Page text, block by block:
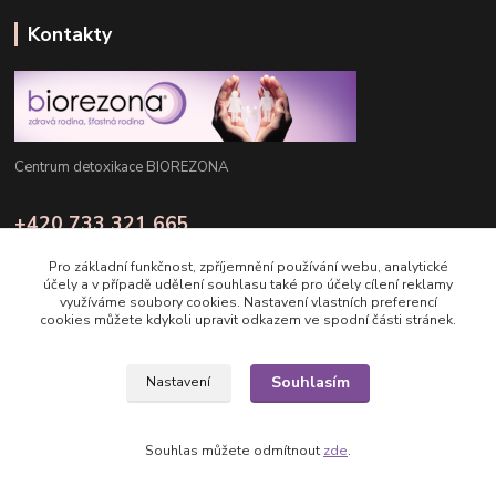
Kontakty
Centrum detoxikace BIOREZONA
+420 733 321 665
info@biorezona.cz
Copyright © 2025 Biorezona s.r.o.
Pro základní funkčnost, zpříjemnění používání webu, analytické
účely a v případě udělení souhlasu také pro účely cílení reklamy
využíváme soubory cookies. Nastavení vlastních preferencí
cookies můžete kdykoli upravit odkazem ve spodní části stránek.
Nastavení Souhlasím
Souhlas můžete odmítnout zde.